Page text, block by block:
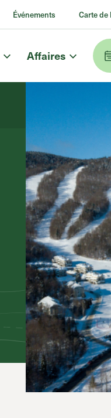
Événements Carte de
Affaires